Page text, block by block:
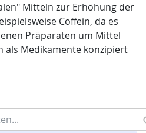
Mitteln zur Erhöhung der
Coffein, da es
Präparaten um Mittel
als Medikamente konzipiert